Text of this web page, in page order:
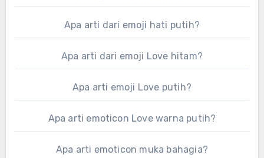
Apa arti dari emoji hati putih?
Apa arti dari emoji Love hitam?
Apa arti emoji Love putih?
Apa arti emoticon Love warna putih?
Apa arti emoticon muka bahagia?